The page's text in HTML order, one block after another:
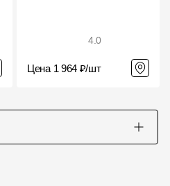
4.0
Цена 1 964 ₽/шт